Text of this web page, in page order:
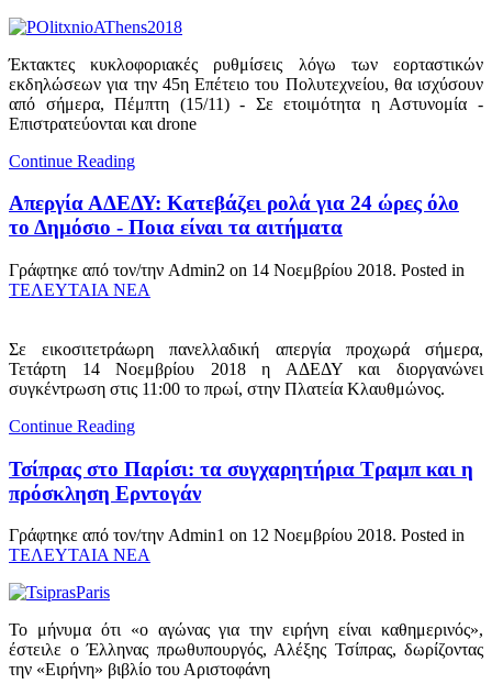
Έκτακτες κυκλοφοριακές ρυθμίσεις λόγω των εορταστικών
εκδηλώσεων για την 45η Επέτειο του Πολυτεχνείου, θα ισχύσουν
από σήμερα, Πέμπτη (15/11) - Σε ετοιμότητα η Αστυνομία -
Επιστρατεύονται και drone
Continue Reading
Απεργία ΑΔΕΔΥ: Κατεβάζει ρολά για 24 ώρες όλο
το Δημόσιο - Ποια είναι τα αιτήματα
Γράφτηκε από τον/την Admin2 on 14 Νοεμβρίου 2018. Posted in
ΤΕΛΕΥΤΑΙΑ ΝΕΑ
Σε εικοσιτετράωρη πανελλαδική απεργία προχωρά σήμερα,
Τετάρτη 14 Νοεμβρίου 2018 η ΑΔΕΔΥ και διοργανώνει
συγκέντρωση στις 11:00 το πρωί, στην Πλατεία Κλαυθμώνος.
Continue Reading
Τσίπρας στο Παρίσι: τα συγχαρητήρια Τραμπ και η
πρόσκληση Ερντογάν
Γράφτηκε από τον/την Admin1 on 12 Νοεμβρίου 2018. Posted in
ΤΕΛΕΥΤΑΙΑ ΝΕΑ
Το μήνυμα ότι «ο αγώνας για την ειρήνη είναι καθημερινός»,
έστειλε ο Έλληνας πρωθυπουργός, Αλέξης Τσίπρας, δωρίζοντας
την «Ειρήνη» βιβλίο του Αριστοφάνη